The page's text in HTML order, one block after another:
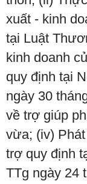
xuất - kinh
tại Luật
kinh doanh
quy định tại
ngày 30
về trợ giúp
vừa; (iv)
trợ quy định
TTg ngày 24